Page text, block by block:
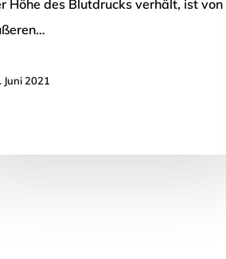
Höhe des Blutdrucks verhält, ist von
Juni 2021